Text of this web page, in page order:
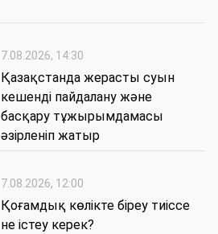
7.08.2026, 14:30
Қазақстанда жерасты суын
кешенді пайдалану және
басқару тұжырымдамасы
әзірленіп жатыр
7.08.2026, 12:00
Қоғамдық көлікте біреу тиіссе
не істеу керек?